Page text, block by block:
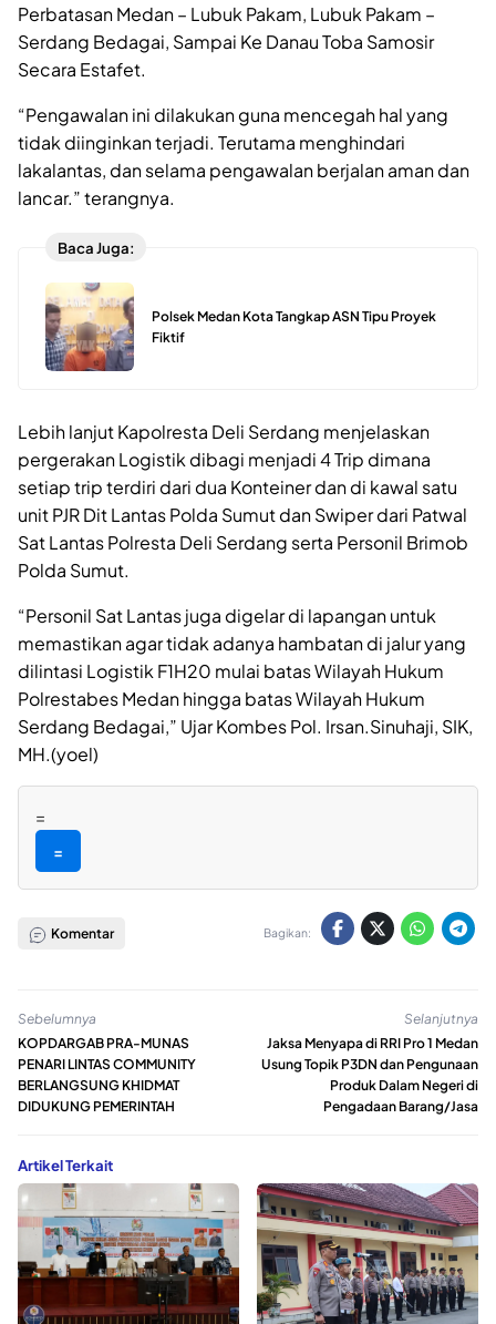
Perbatasan Medan – Lubuk Pakam, Lubuk Pakam –
Serdang Bedagai, Sampai Ke Danau Toba Samosir
Secara Estafet.
“Pengawalan ini dilakukan guna mencegah hal yang
tidak diinginkan terjadi. Terutama menghindari
lakalantas, dan selama pengawalan berjalan aman dan
lancar.” terangnya.
Baca Juga:
Polsek Medan Kota Tangkap ASN Tipu Proyek
Fiktif
Lebih lanjut Kapolresta Deli Serdang menjelaskan
pergerakan Logistik dibagi menjadi 4 Trip dimana
setiap trip terdiri dari dua Konteiner dan di kawal satu
unit PJR Dit Lantas Polda Sumut dan Swiper dari Patwal
Sat Lantas Polresta Deli Serdang serta Personil Brimob
Polda Sumut.
“Personil Sat Lantas juga digelar di lapangan untuk
memastikan agar tidak adanya hambatan di jalur yang
dilintasi Logistik F1H20 mulai batas Wilayah Hukum
Polrestabes Medan hingga batas Wilayah Hukum
Serdang Bedagai,” Ujar Kombes Pol. Irsan.Sinuhaji, SIK,
MH.(yoel)
=
=
Komentar Bagikan:
Sebelumnya
KOPDARGAB PRA-MUNAS
PENARI LINTAS COMMUNITY
BERLANGSUNG KHIDMAT
DIDUKUNG PEMERINTAH
Selanjutnya
Jaksa Menyapa di RRI Pro 1 Medan
Usung Topik P3DN dan Pengunaan
Produk Dalam Negeri di
Pengadaan Barang/Jasa
Artikel Terkait